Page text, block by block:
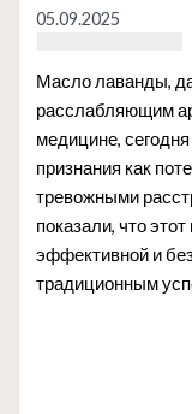
05.09.2025
Масло лаванды,
расслабляющим
медицине,
признания как
тревожными
показали, что
эффективной и
традиционным